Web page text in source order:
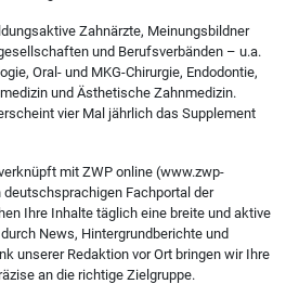
Zahnärzte, Meinungsbildner
und Berufsverbänden – u.a.
Oral- und MKG-Chirurgie, Endodontie,
und Ästhetische Zahnmedizin.
vier Mal jährlich das Supplement
mit ZWP online (www.zwp-
Fachportal der
Ihre Inhalte täglich eine breite und aktive
News, Hintergrundberichte und
unserer Redaktion vor Ort bringen wir Ihre
an die richtige Zielgruppe.